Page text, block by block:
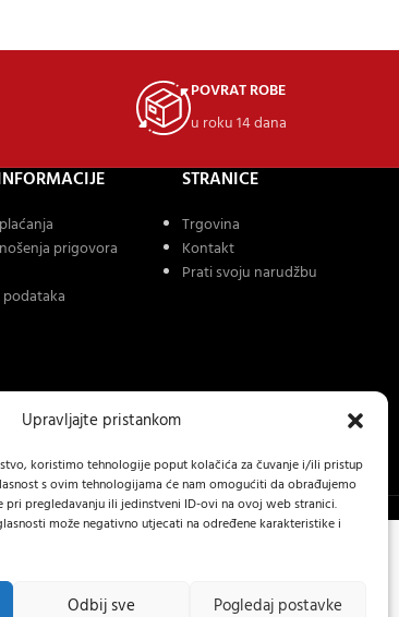
Upravljajte pristankom
koristimo tehnologije poput kolačića za čuvanje i/ili pristup
s ovim tehnologijama će nam omogućiti da obrađujemo
pri pregledavanju ili jedinstveni ID-ovi na ovoj web stranici.
može negativno utjecati na određene karakteristike i
Odbij sve Pogledaj postavke
POVRAT ROBE
u roku 14 dana
prigovora
STRANICE
Trgovina
Kontakt
Prati svoju narudžbu